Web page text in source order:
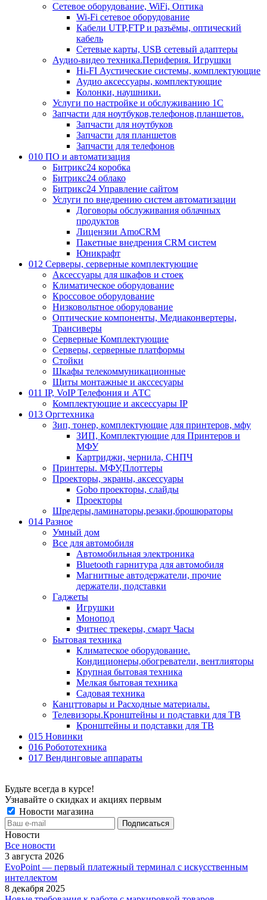
Сетевое оборудование, WiFi, Оптика
Wi-Fi сетевое оборудование
Кабели UTP,FTP и разъёмы, оптический
кабель
Сетевые карты, USB сетевый адаптеры
Аудио-видео техника.Периферия. Игрушки
Hi-FI Аустические системы, комплектующие
Аудио аксессуары, комплектующие
Колонки, наушники.
Услуги по настройке и обслуживанию 1С
Запчасти для ноутбуков,телефонов,планшетов.
Запчасти для ноутбуков
Запчасти для планшетов
Запчасти для телефонов
010 ПО и автоматизация
Битрикс24 коробка
Битрикс24 облако
Битрикс24 Управление сайтом
Услуги по внедрению систем автоматизации
Договоры обслуживания облачных
продуктов
Лицензии AmoCRM
Пакетные внедрения CRM систем
Юникрафт
012 Серверы, серверные комплектующие
Аксессуары для шкафов и стоек
Климатическое оборудование
Кроссовое оборудование
Низковольтное оборудование
Оптические компоненты, Медиаконвертеры,
Трансиверы
Серверные Комплектующие
Серверы, серверные платформы
Стойки
Шкафы телекоммуникационные
Щиты монтажные и акссесуары
011 IP, VoIP Телефония и АТС
Комплектующие и аксессуары IP
013 Оргтехника
Зип, тонер, комплектующие для принтеров, мфу
ЗИП, Комплектующие для Принтеров и
МФУ
Картриджи, чернила, СНПЧ
Принтеры. МФУ,Плоттеры
Проекторы, экраны, аксессуары
Gobo проекторы, слайды
Проекторы
Шредеры,ламинаторы,резаки,брошюраторы
014 Разное
Умный дом
Все для автомобиля
Автомобильная электроника
Bluetooth гарнитура для автомобиля
Магнитные автодержатели, прочие
держатели, подставки
Гаджеты
Игрушки
Монопод
Фитнес трекеры, смарт Часы
Бытовая техника
Климатеское оборудование.
Кондиционеры,обогреватели, вентлияторы
Крупная бытовая техника
Мелкая бытовая техника
Садовая техника
Канцттовары и Расходные материалы.
Телевизоры.Кронштейны и подставки для ТВ
Кронштейны и подставки для ТВ
015 Новинки
016 Робототехника
017 Вендинговые аппараты
Будьте всегда в курсе!
Узнавайте о скидках и акциях первым
Новости магазина
Новости
Все новости
3 августа 2026
EvoPoint — первый платежный терминал с искусственным
интеллектом
8 декабря 2025